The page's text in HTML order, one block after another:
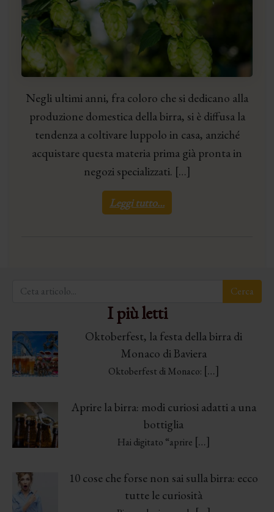
Negli ultimi anni, fra coloro che si dedicano alla
produzione domestica della birra, si è diffusa la
tendenza a coltivare luppolo in casa, anziché
acquistare questa materia prima già pronta in
negozi specializzati. […]
Leggi tutto…
I più letti
Oktoberfest, la festa della birra di
Monaco di Baviera
Oktoberfest di Monaco: […]
Aprire la birra: modi curiosi adatti a una
bottiglia
Hai digitato “aprire […]
10 cose che forse non sai sulla birra: ecco
tutte le curiosità